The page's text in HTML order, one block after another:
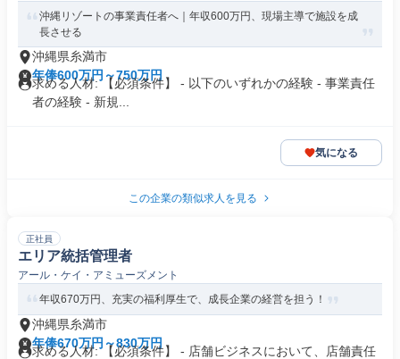
沖縄リゾートの事業責任者へ｜年収600万円、現場主導で施設を成
長させる
沖縄県糸満市
年俸600万円～750万円
求める人材: 【必須条件】 - 以下のいずれかの経験 - 事業責任
者の経験 - 新規...
気になる
この企業の類似求人を見る
正社員
エリア統括管理者
アール・ケイ・アミューズメント
年収670万円、充実の福利厚生で、成長企業の経営を担う！
沖縄県糸満市
年俸670万円～830万円
求める人材: 【必須条件】 - 店舗ビジネスにおいて、店舗責任